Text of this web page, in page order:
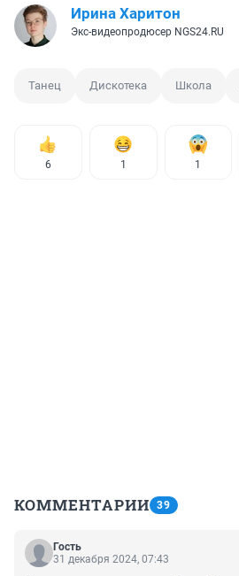
Ирина Харитон
Экс-видеопродюсер NGS24.RU
Танец Дискотека Школа
6 1 1
КОММЕНТАРИИ 39
Гость
31 декабря 2024, 07:43